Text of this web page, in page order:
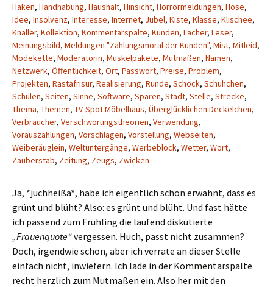
Haken, Handhabung, Haushalt, Hinsicht, Horrormeldungen, Hose,
Idee, Insolvenz, Interesse, Internet, Jubel, Kiste, Klasse, Klischee,
Knaller, Kollektion, Kommentarspalte, Kunden, Lacher, Leser,
Meinungsbild, Meldungen "Zahlungsmoral der Kunden", Mist, Mitleid,
Modekette, Moderatorin, Muskelpakete, Mutmaßen, Namen,
Netzwerk, Öffentlichkeit, Ort, Passwort, Preise, Problem,
Projekten, Rastafrisur, Realisierung, Runde, Schock, Schuhchen,
Schulen, Seiten, Sinne, Software, Sparen, Stadt, Stelle, Strecke,
Thema, Themen, TV-Spot Möbelhaus, Überglücklichen Deckelchen,
Verbraucher, Verschwörungstheorien, Verwendung,
Vorauszahlungen, Vorschlägen, Vorstellung, Webseiten,
Weiberäuglein, Weltuntergänge, Werbeblock, Wetter, Wort,
Zauberstab, Zeitung, Zeugs, Zwicken
Ja, *juchheißa*, habe ich eigentlich schon erwähnt, dass es
grünt und blüht? Also: es grünt und blüht. Und fast hätte
ich passend zum Frühling die laufend diskutierte
„Frauenquote“vergessen. Huch, passt nicht zusammen?
Doch, irgendwie schon, aber ich verrate an dieser Stelle
einfach nicht, inwiefern. Ich lade in der Kommentarspalte
recht herzlich zum Mutmaßen ein. Also her mit den